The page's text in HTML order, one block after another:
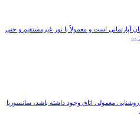
آپارتمانی است و معمولاً با نور غیرمستقیم و حتی
...
معمولی اتاق وجود داشته باشد، سانسوریا